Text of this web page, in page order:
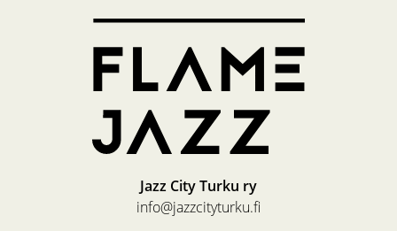
Jazz City Turku ry
info@jazzcityturku.fi